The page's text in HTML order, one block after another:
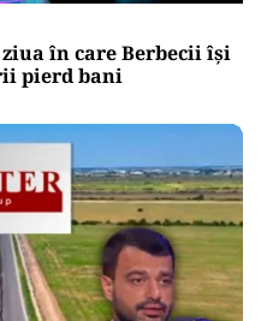
ziua în care Berbecii își
pierd bani